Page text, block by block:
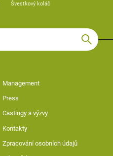
Švestkový koláč
Management
Press
Castingy a výzvy
Kontakty
Zpracování osobních údajů